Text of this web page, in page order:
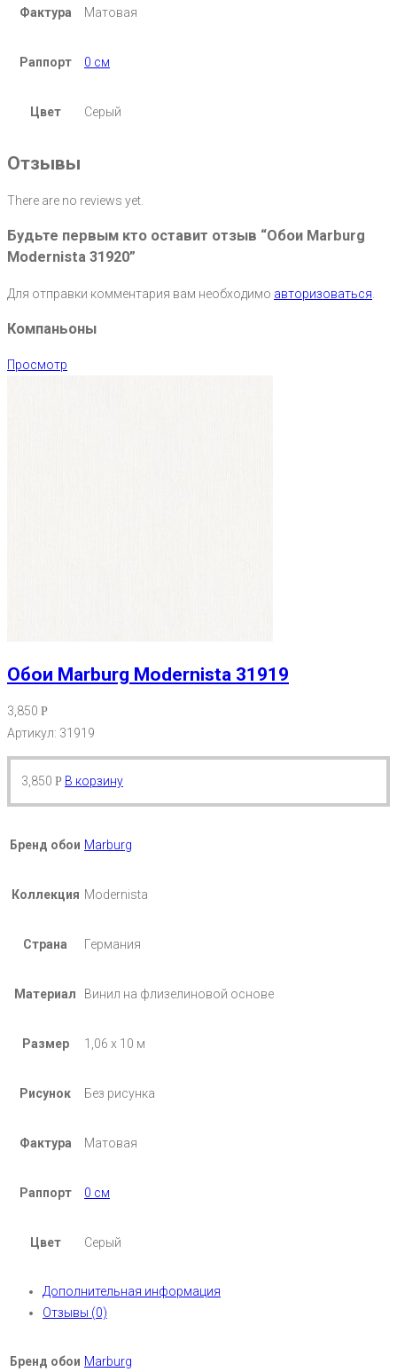
Фактура Матовая
Раппорт 0 см
Цвет Серый
Отзывы
There are no reviews yet.
Будьте первым кто оставит отзыв “Обои Marburg
Modernista 31920”
Для отправки комментария вам необходимо авторизоваться
Компаньоны
Просмотр
Обои Marburg Modernista 31919
3,850 Р
Артикул: 31919
3,850 Р В корзину
Бренд обои Marburg
Коллекция Modernista
Страна Германия
Материал Винил на флизелиновой основе
Размер 1,06 х 10 м
Рисунок Без рисунка
Фактура Матовая
Раппорт 0 см
Цвет Серый
Дополнительная информация
Отзывы (0)
Бренд обои Marburg